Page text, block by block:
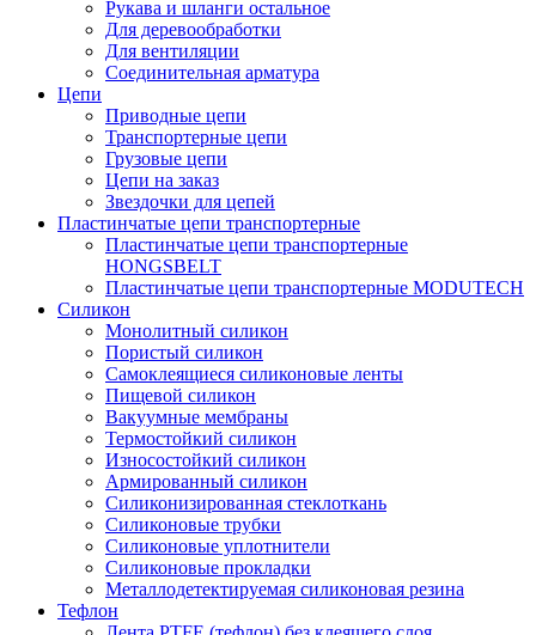
Рукава и шланги остальное
Для деревообработки
Для вентиляции
Соединительная арматура
Цепи
Приводные цепи
Транспортерные цепи
Грузовые цепи
Цепи на заказ
Звездочки для цепей
Пластинчатые цепи транспортерные
Пластинчатые цепи транспортерные
HONGSBELT
Пластинчатые цепи транспортерные MODUTECH
Силикон
Монолитный силикон
Пористый силикон
Самоклеящиеся силиконовые ленты
Пищевой силикон
Вакуумные мембраны
Термостойкий силикон
Износостойкий силикон
Армированный силикон
Силиконизированная стеклоткань
Силиконовые трубки
Силиконовые уплотнители
Силиконовые прокладки
Металлодетектируемая силиконовая резина
Тефлон